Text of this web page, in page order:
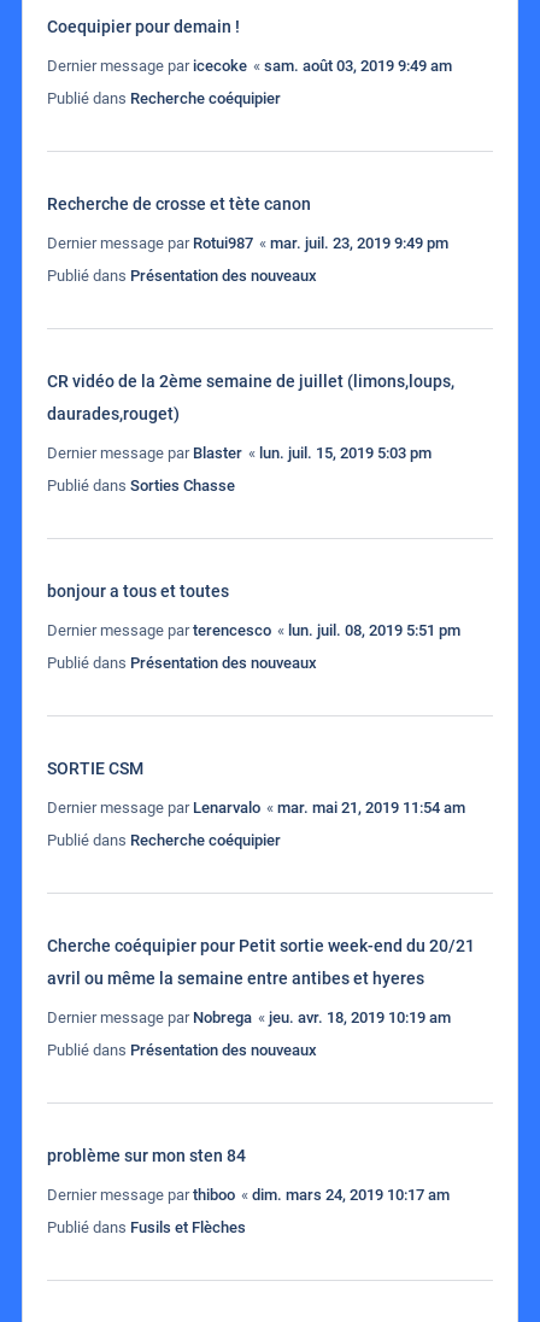
Coequipier pour demain !
Dernier message paricecoke « sam. août 03, 2019 9:49 am
Publié dans Recherche coéquipier
Recherche de crosse et tète canon
Dernier message par Rotui987 « mar. juil. 23, 2019 9:49 pm
Publié dans Présentation des nouveaux
CR vidéo de la 2ème semaine de juillet (limons,loups,
daurades,rouget)
Dernier message par Blaster « lun. juil. 15, 2019 5:03 pm
Publié dans Sorties Chasse
bonjour a tous et toutes
Dernier message parterencesco « lun. juil. 08, 2019 5:51 pm
Publié dans Présentation des nouveaux
SORTIE CSM
Dernier message par Lenarvalo « mar. mai 21, 2019 11:54 am
Publié dans Recherche coéquipier
Cherche coéquipier pour Petit sortie week-end du 20/21
avril ou même la semaine entre antibes et hyeres
Dernier message par Nobrega « jeu. avr. 18, 2019 10:19 am
Publié dans Présentation des nouveaux
problème sur mon sten 84
Dernier message parthiboo « dim. mars 24, 2019 10:17 am
Publié dans Fusils et Flèches